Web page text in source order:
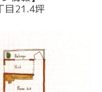
目21.4坪